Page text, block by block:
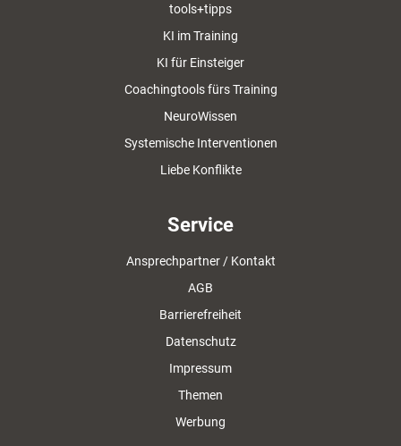
tools+tipps
KI im Training
KI für Einsteiger
Coachingtools fürs Training
NeuroWissen
Systemische Interventionen
Liebe Konflikte
Service
Ansprechpartner / Kontakt
AGB
Barrierefreiheit
Datenschutz
Impressum
Themen
Werbung